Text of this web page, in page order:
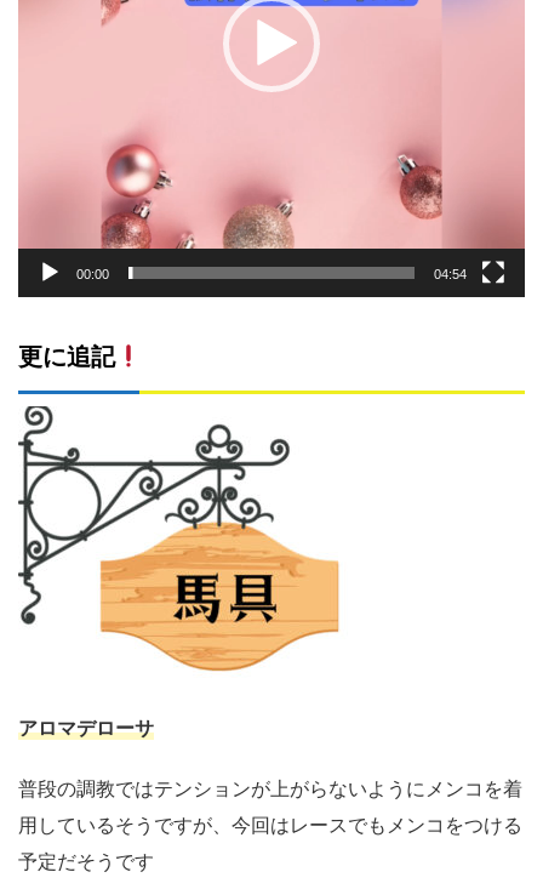
00:00 04:54
更に追記
アロマデローサ
普段の調教ではテンションが上がらないようにメンコを着
用しているそうですが、今回はレースでもメンコをつける
予定だそうです